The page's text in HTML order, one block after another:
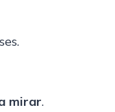
mirar.